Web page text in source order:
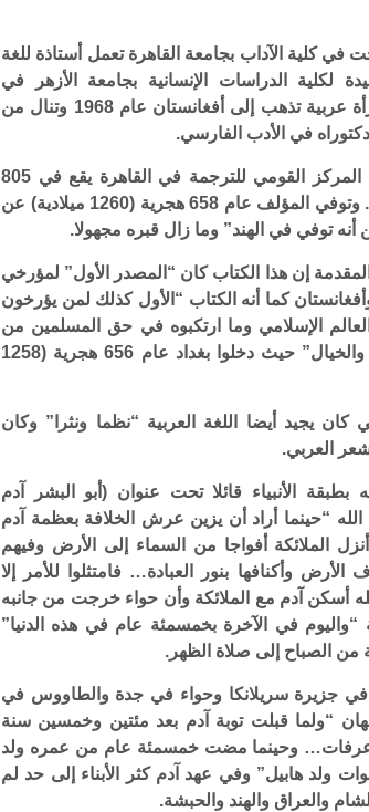
في كلية الآداب بجامعة القاهرة تعمل أستاذة للغة
لكلية الدراسات الإنسانية بجامعة الأزهر في
القاهرة وهي أول امرأة عربية تذهب إلى أفغانستان عام 1968 وتنال من
في الأدب الفارسي.
والكتاب الذي أصدره المركز القومي للترجمة في القاهرة يقع في 805
صفحات كبيرة القطع. وتوفي المؤلف عام 658 هجرية (1260 ميلادية) عن
إن هذا الكتاب كان “المصدر الأول” لمؤرخي
كما أنه الكتاب “الأول كذلك لمن يؤرخون
الإسلامي وما ارتكبوه في حق المسلمين من
فظائع فاقت التصور والخيال” حيث دخلوا بغداد عام 656 هجرية (1258
يجيد أيضا اللغة العربية “نظما ونثرا” وكان
العربي.
بطبقة الأنبياء قائلا تحت عنوان (أبو البشر آدم
“حينما أراد أن يزين عرش الخلافة بعظمة آدم
الملائكة أفواجا من السماء إلى الأرض وفيهم
الأرض وأكنافها بنور العبادة… فامتثلوا للأمر إلا
أسكن آدم مع الملائكة وأن حواء خرجت من جانبه
“واليوم في الآخرة بخمسمئة عام في هذه الدنيا”
الصباح إلى صلاة الظهر.
جزيرة سريلانكا وحواء في جدة والطاووس في
“ولما قبلت توبة آدم بعد مئتين وخمسين سنة
وحينما مضت خمسمئة عام من عمره ولد
ولد هابيل” وفي عهد آدم كثر الأبناء إلى حد لم
والعراق والهند والحبشة.